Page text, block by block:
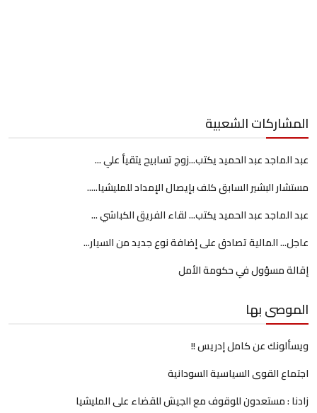
المشاركات الشعبية
عبد الماجد عبد الحميد يكتب...زوج تسابيح يتقيأ علي ...
مستشار البشير السابق كلف بإيصال الإمداد للمليشيا.....
عبد الماجد عبد الحميد يكتب... لقاء الفريق الكباشي ...
عاجل... المالية تصادق على إضافة نوع جديد من السيار...
إقالة مسؤول في حكومة الأمل
الموصى بها
ويسألونك عن كامل إدريس !!
اجتماع القوى السياسية السودانية
زادنا : مستعدون للوقوف مع الجيش للقضاء على المليشيا